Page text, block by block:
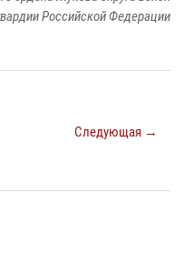
Российской Федерации
Следующая →